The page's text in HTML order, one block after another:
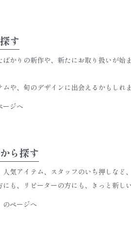
す
ばかりの新作や、新たにお取り扱いが始
や、旬のデザインに出会えるかもしれま
ージへ
ら探す
気アイテム、スタッフのいち押しなど
も、リピーターの方にも、きっと新し
のページへ